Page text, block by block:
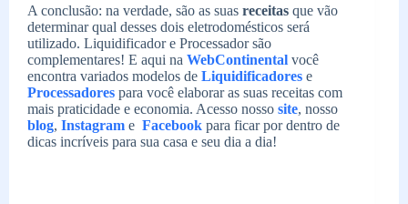
A conclusão: na verdade, são as suas receitas que vão
determinar qual desses dois eletrodomésticos será
utilizado. Liquidificador e Processador são
complementares! E aqui na WebContinental você
encontra variados modelos de Liquidificadores e
Processadores para você elaborar as suas receitas com
mais praticidade e economia. Acesso nosso site, nosso
blog, Instagram e Facebook para ficar por dentro de
dicas incríveis para sua casa e seu dia a dia!